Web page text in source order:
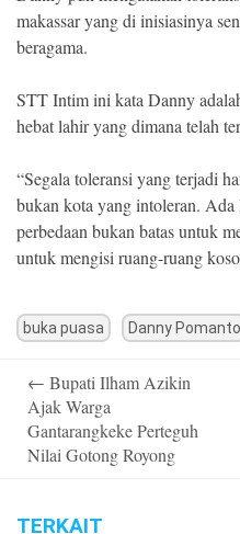
makassar yang di inisiasinya
beragama.
STT Intim ini kata Danny
hebat lahir yang dimana telah
“Segala toleransi yang terjadi
bukan kota yang intoleran. Ada
perbedaan bukan batas untuk
untuk mengisi ruang-ruang
buka puasa Danny Pomanto
navigation
← Bupati Ilham Azikin
Ajak Warga
Gantarangkeke Perteguh
Nilai Gotong Royong
TERKAIT